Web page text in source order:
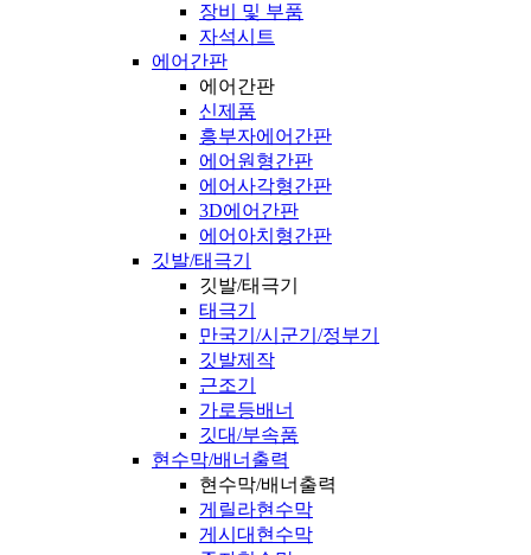
장비 및 부품
자석시트
에어간판
에어간판
신제품
흥부자에어간판
에어원형간판
에어사각형간판
3D에어간판
에어아치형간판
깃발/태극기
깃발/태극기
태극기
만국기/시군기/정부기
깃발제작
근조기
가로등배너
깃대/부속품
현수막/배너출력
현수막/배너출력
게릴라현수막
게시대현수막